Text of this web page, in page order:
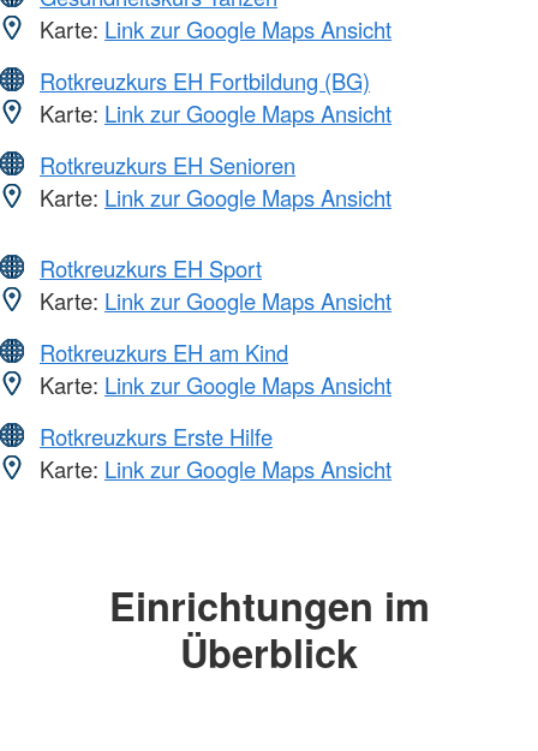
Karte: Link zur Google Maps Ansicht
Rotkreuzkurs EH Fortbildung (BG)
Karte: Link zur Google Maps Ansicht
Rotkreuzkurs EH Senioren
Karte: Link zur Google Maps Ansicht
Rotkreuzkurs EH Sport
Karte: Link zur Google Maps Ansicht
Rotkreuzkurs EH am Kind
Karte: Link zur Google Maps Ansicht
Rotkreuzkurs Erste Hilfe
Karte: Link zur Google Maps Ansicht
Einrichtungen im
Überblick